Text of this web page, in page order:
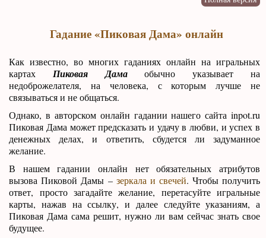
Гадание «Пиковая Дама» онлайн
Как известно, во многих гаданиях онлайн на игральных
картах Пиковая Дамаобычно указывает на
недоброжелателя, на человека, с которым лучше не
связываться и не общаться.
Однако, в авторском онлайн гадании нашего сайта inpot.ru
Пиковая Дама может предсказать и удачу в любви, и успех в
денежных делах, и ответить, сбудется ли задуманное
желание.
В нашем гадании онлайн нет обязательных атрибутов
вызова Пиковой Дамы – зеркала и свечей. Чтобы получить
ответ, просто загадайте желание, перетасуйте игральные
карты, нажав на ссылку, и далее следуйте указаниям, а
Пиковая Дама сама решит, нужно ли вам сейчас знать свое
будущее.